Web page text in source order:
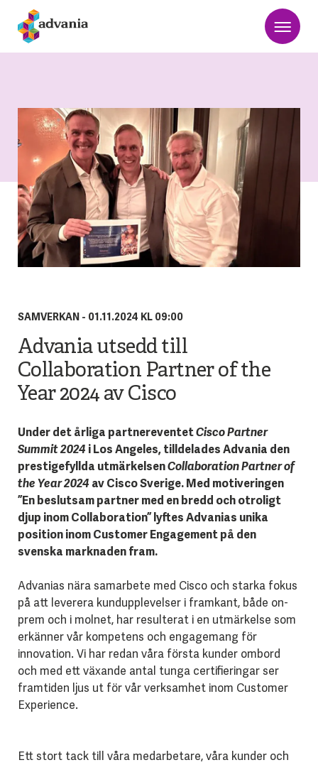
SAMVERKAN - 01.11.2024 KL 09:00
Advania utsedd till
Collaboration Partner of the
Year 2024 av Cisco
Under det årliga partnereventetCisco Partner
Summit 2024 i Los Angeles, tilldelades Advania den
prestigefyllda utmärkelsenCollaboration Partner of
the Year 2024 av Cisco Sverige. Med motiveringen
”En beslutsam partner med en bredd och otroligt
djup inom Collaboration” lyftes Advanias unika
position inom Customer Engagement på den
svenska marknaden fram.
Advanias nära samarbete med Cisco och starka fokus
på att leverera kundupplevelser i framkant, både on-
prem och i molnet, har resulterat i en utmärkelse som
erkänner vår kompetens och engagemang för
innovation. Vi har redan våra första kunder ombord
och med ett växande antal tunga certifieringar ser
framtiden ljus ut för vår verksamhet inom Customer
Experience.
Ett stort tack till våra medarbetare, våra kunder och